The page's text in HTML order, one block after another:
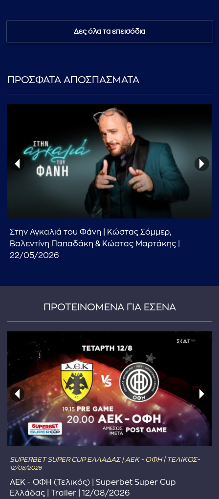
Δες όλα τα επεισόδια
ΠΡΟΣΦΑΤΑ ΑΠΟΣΠΑΣΜΑΤΑ
Στην Αγκαλιά του Φάνη | Κώστας Σόμμερ,
Βαλεντίνη Παπαδάκη & Κώστας Μαρτάκης |
22/05/2026
ΠΡΟΤΕΙΝΟΜΕΝΑ ΓΙΑ ΕΣΕΝΑ
SUPERBET SUPER CUP ΕΛΛΑΔΑΣ | ΑΕΚ - ΟΦΗ | ΤΕΛΙΚΟΣ-
12/08/2026
ΑΕΚ - ΟΦΗ (Τελικός) | Superbet Super Cup
Ελλάδας | Trailer | 12/08/2026